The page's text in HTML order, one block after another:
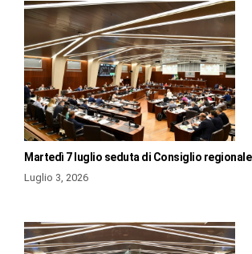
Martedì 7 luglio seduta di Consiglio regionale
Luglio 3, 2026